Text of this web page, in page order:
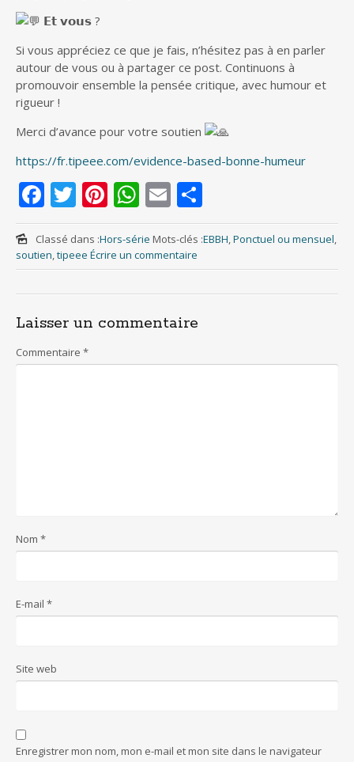
𝗘𝘁 𝘃𝗼𝘂𝘀 ?
Si vous appréciez ce que je fais, n’hésitez pas à en parler
autour de vous ou à partager ce post. Continuons à
promouvoir ensemble la pensée critique, avec humour et
rigueur !
Merci d’avance pour votre soutien
https://fr.tipeee.com/evidence-based-bonne-humeur
F
ac
e
b
o
o
k
T
w
itt
er
Pi
nt
er
e
st
W
h
at
s
A
p
E
m
ai
l
h
ar
e
Classé dans :Hors-série Mots-clés :EBBH,Ponctuel ou mensuel,
soutien,tipeee Écrire un commentaire
Laisser un commentaire
Commentaire *
Nom *
E-mail *
Site web
Enregistrer mon nom, mon e-mail et mon site dans le navigateur